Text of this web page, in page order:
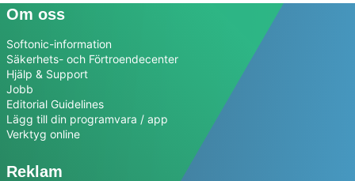
Om oss
Softonic-information
Säkerhets- och Förtroendecenter
Hjälp & Support
Jobb
Editorial Guidelines
Lägg till din programvara / app
Verktyg online
Reklam